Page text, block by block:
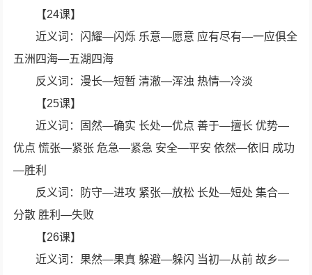
【24课】
近义词：闪耀—闪烁 乐意—愿意 应有尽有—一应俱全
五洲四海—五湖四海
反义词：漫长—短暂 清澈—浑浊 热情—冷淡
【25课】
近义词：固然—确实 长处—优点 善于—擅长 优势—
优点 慌张—紧张 危急—紧急 安全—平安 依然—依旧 成功
—胜利
反义词：防守—进攻 紧张—放松 长处—短处 集合—
分散 胜利—失败
【26课】
近义词：果然—果真 躲避—躲闪 当初—从前 故乡—